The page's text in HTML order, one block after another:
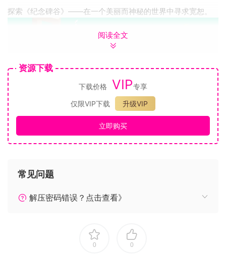
探索《纪念碑谷》——在一个美丽而神秘的世界中寻求宽恕。
与沉默公主艾达一起踏上宽恕之旅，穿越不可能的幻境，解开
虚幻的谜题。操纵纪念碑，创造不断延展的路径来探索新的、
超现实神秘世界，体验这款发人沉思，让人平静的益智游戏。
步入全新的纪念碑谷扩展世界：全景版——体验比以往更有趣
的不可能。
意足的谜题。探索场景，发现没有你的帮助就不可能完成的路
在前进的路途中，发现美丽的建筑，通过推、拉、点击、升
艾达寻求宽恕的神秘乌鸦人。
阅读全文
资源下载
下载价格 VIP专享
仅限VIP下载
升级VIP
立即购买
常见问题
解压密码错误？点击查看》
0 0